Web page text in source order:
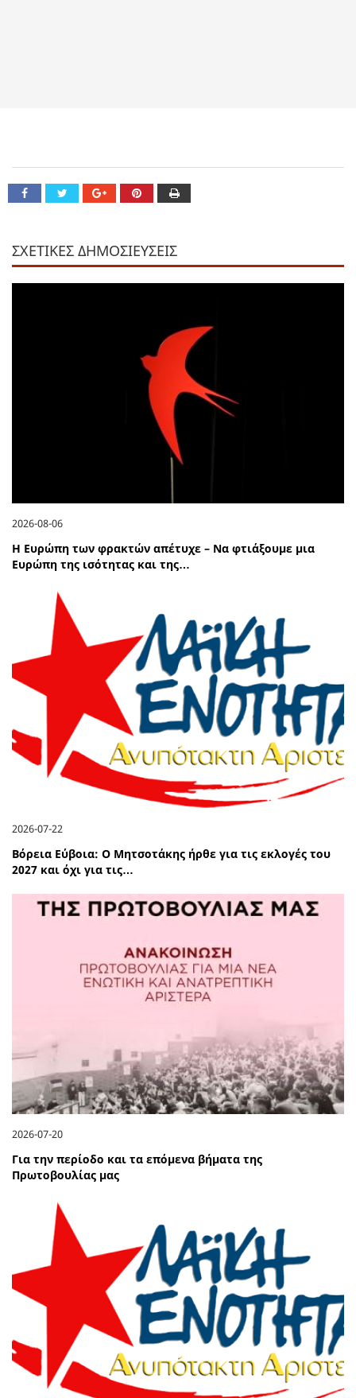
ΣΧΕΤΙΚΕΣ ΔΗΜΟΣΙΕΥΣΕΙΣ
2026-08-06
Η Ευρώπη των φρακτών απέτυχε – Να φτιάξουμε μια
Ευρώπη της ισότητας και της…
2026-07-22
Βόρεια Εύβοια: Ο Μητσοτάκης ήρθε για τις εκλογές του
2027 και όχι για τις…
2026-07-20
Για την περίοδο και τα επόμενα βήματα της
Πρωτοβουλίας μας